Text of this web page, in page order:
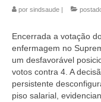
por sindsaude |
Encerrada a votação
enfermagem no
um desfavorável
votos contra 4. A
persistente
piso salarial,